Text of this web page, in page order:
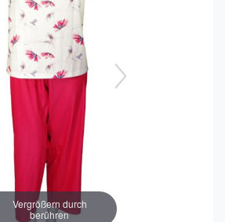
Vergrößern durch
berühren